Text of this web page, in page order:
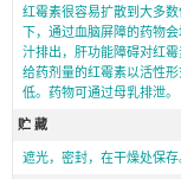
红霉素很容易扩散到大多
下，通过血脑屏障的药物
汁排出，肝功能障碍对红
给药剂量的红霉素以活性
低。药物可通过母乳排泄。
贮 藏
遮光，密封，在干燥处保存